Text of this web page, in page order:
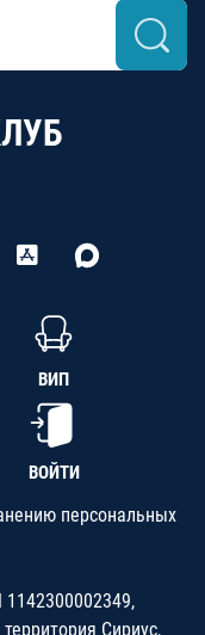
ВИП
ВОЙТИ
персональных
Сириус,